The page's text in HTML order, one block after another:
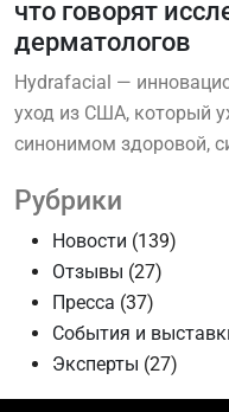
что говорят
дерматологов
Hydrafacial —
уход из США, который
синонимом здоровой,
Рубрики
Новости (139)
Отзывы (27)
Пресса (37)
События и
Эксперты (27)